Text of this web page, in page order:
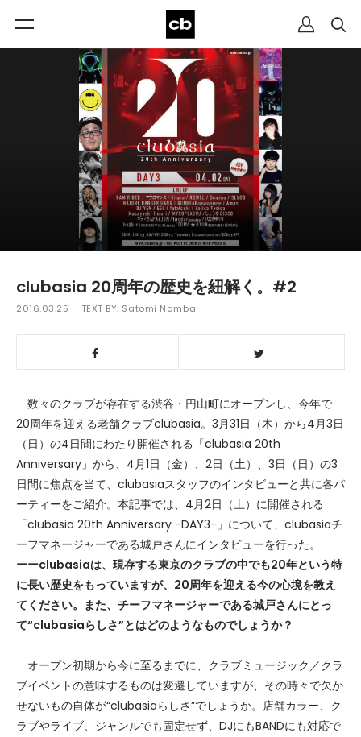
clubasia 20周年の歴史を紐解く。#2
2016.03.25 TEXT BY: Satomi Namba
数々のクラブが存在する渋谷・円山町にオープンし、今年で
20周年を迎える老舗クラブclubasia。3月31日（木）から4月3日
（日）の4日間にわたり開催される「clubasia 20th
Anniversary」から、4月1日（金）、2日（土）、3日（日）の3
日間に焦点を当て、clubasiaスタッフのインタビューと共に各パ
ーティーをご紹介。本記事では、4月2日（土）に開催される
「clubasia 20th Anniversary -DAY3-」について、clubasiaチ
ーフマネージャーである城戸さんにインタビューを行った。
ーーclubasiaは、現存する東京のクラブの中でも20年という特
に長い歴史をもっていますが、20周年を迎える今の心境を教え
てください。また、チーフマネージャーである城戸さんにとっ
て“clubasiaらしさ”とはどのようなものでしょうか？
オープン初期から今に至るまでに、クラブミュージック／クラ
ブイベントの意味するものは変遷していますが、その時々で欠か
せないもの自体が“clubasiaらしさ”でしょうか。店舗カラー、ク
ラブやライブ、ジャンルでも固定せず、DJにもBANDにも対応で